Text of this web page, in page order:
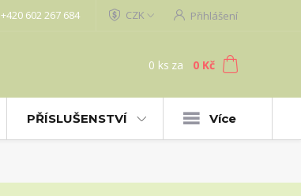
CZK Přihlášení
+420 602 267 684
0 ks za 0 Kč
PŘÍSLUŠENSTVÍ Více